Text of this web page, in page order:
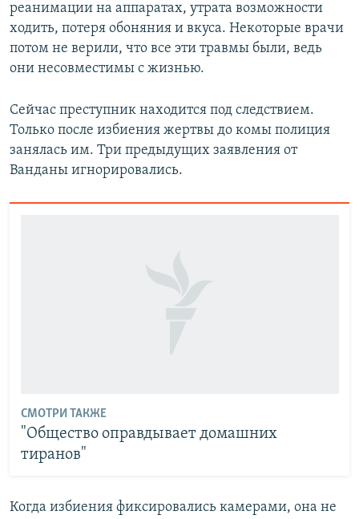
реанимации на аппаратах, утрата возможности
ходить, потеря обоняния и вкуса. Некоторые врачи
потом не верили, что все эти травмы были, ведь
они несовместимы с жизнью.
Сейчас преступник находится под следствием.
Только после избиения жертвы до комы полиция
занялась им. Три предыдущих заявления от
Ванданы игнорировались.
СМОТРИ ТАКЖЕ
"Общество оправдывает домашних
тиранов"
Когда избиения фиксировались камерами, она не